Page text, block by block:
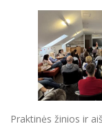
Praktinės žinios ir